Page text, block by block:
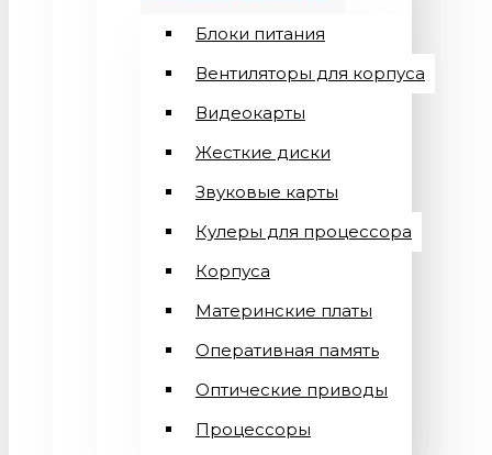
Блоки питания
Вентиляторы для корпуса
Видеокарты
Жесткие диски
Звуковые карты
Кулеры для процессора
Корпуса
Материнские платы
Оперативная память
Оптические приводы
Процессоры